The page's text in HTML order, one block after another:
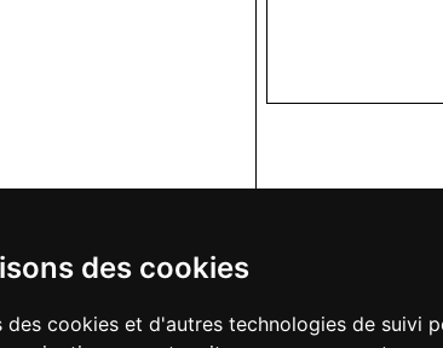
des cookies
des cookies et d'autres technologies de suivi